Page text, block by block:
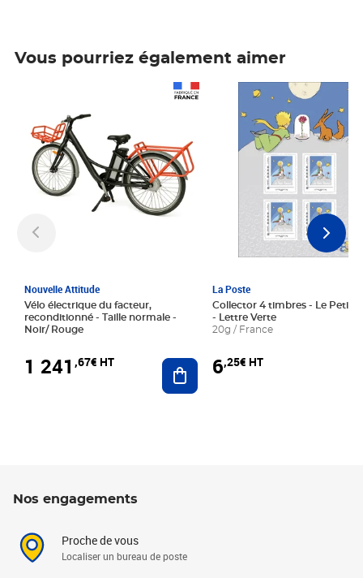
Vous pourriez également aimer
Nouvelle Attitude
Vélo électrique du facteur,
reconditionné - Taille normale -
Noir/ Rouge
1 241 ,67€ HT Ajouter au panier
La Poste
Collector 4 timbres - Le Petit
- Lettre Verte
20g / France
6,25€ HT
Prix 6,25€ HT
Nos engagements
Proche de vous
Localiser un bureau de poste